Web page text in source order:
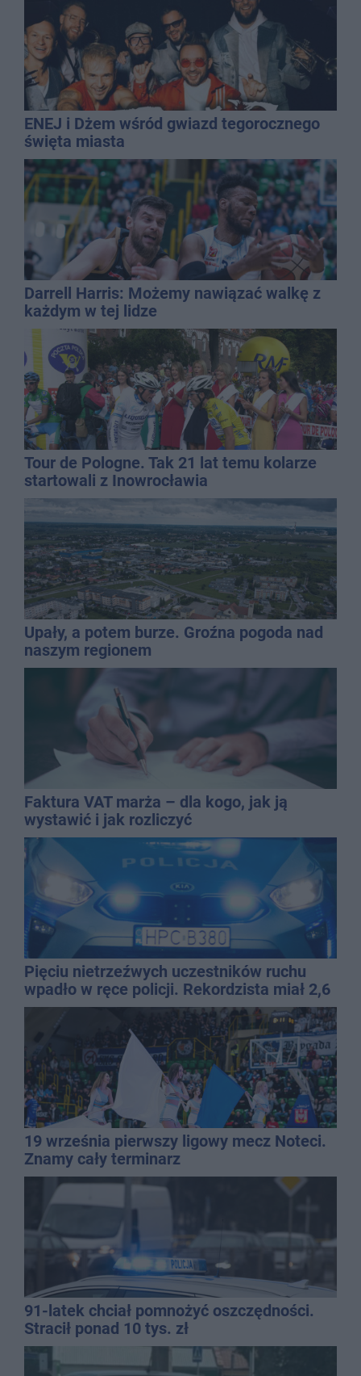
ENEJ i Dżem wśród gwiazd tegorocznego
święta miasta
Darrell Harris: Możemy nawiązać walkę z
każdym w tej lidze
Tour de Pologne. Tak 21 lat temu kolarze
startowali z Inowrocławia
Upały, a potem burze. Groźna pogoda nad
naszym regionem
Faktura VAT marża – dla kogo, jak ją
wystawić i jak rozliczyć
Pięciu nietrzeźwych uczestników ruchu
wpadło w ręce policji. Rekordzista miał 2,6
promila
19 września pierwszy ligowy mecz Noteci.
Znamy cały terminarz
91-latek chciał pomnożyć oszczędności.
Stracił ponad 10 tys. zł